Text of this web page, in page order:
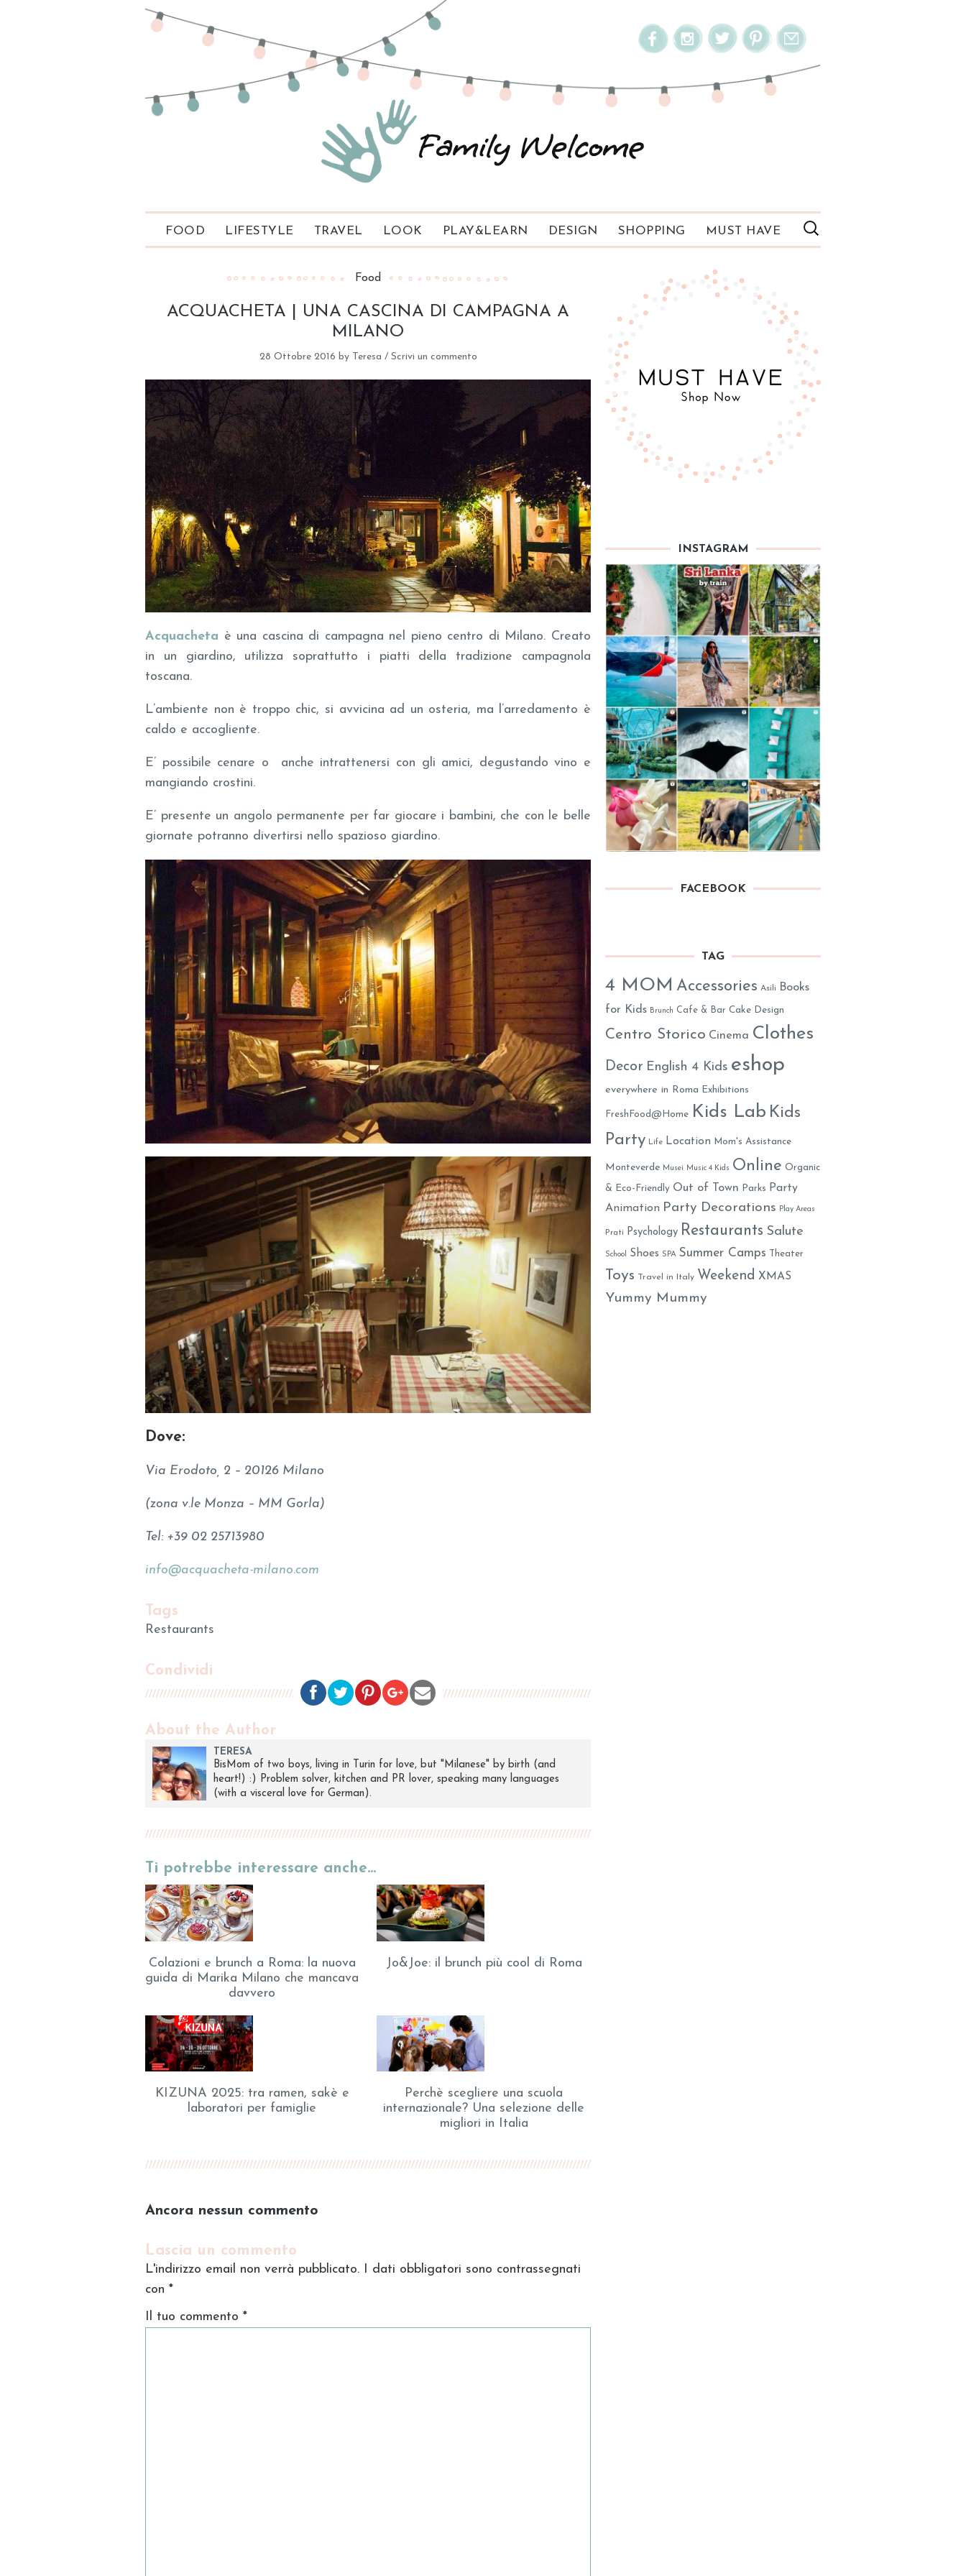
FOOD LIFESTYLE TRAVEL LOOK PLAY&LEARN DESIGN SHOPPING MUST HAVE
Food
ACQUACHETA | UNA CASCINA DI CAMPAGNA A
MILANO
28 Ottobre 2016 by Teresa / Scrivi un commento
Acquacheta è una cascina di campagna nel pieno centro di Milano. Creato
in un giardino, utilizza soprattutto i piatti della tradizione campagnola
toscana.
L’ambiente non è troppo chic, si avvicina ad un osteria, ma l’arredamento è
caldo e accogliente.
E’ possibile cenare o anche intrattenersi con gli amici, degustando vino e
mangiando crostini.
E’ presente un angolo permanente per far giocare i bambini, che con le belle
giornate potranno divertirsi nello spazioso giardino.
Dove:
Via Erodoto, 2 – 20126 Milano
(zona v.le Monza – MM Gorla)
Tel: +39 02 25713980
info@acquacheta-milano.com
Tags
Restaurants
Condividi
About the Author
TERESA
BisMom of two boys, living in Turin for love, but "Milanese" by birth (and
heart!) :) Problem solver, kitchen and PR lover, speaking many languages
(with a visceral love for German).
Ti potrebbe interessare anche…
Colazioni e brunch a Roma: la nuova
guida di Marika Milano che mancava
davvero
Jo&Joe: il brunch più cool di Roma
KIZUNA 2025: tra ramen, sakè e
laboratori per famiglie
Perchè scegliere una scuola
internazionale? Una selezione delle
migliori in Italia
Ancora nessun commento
Lascia un commento
L'indirizzo email non verrà pubblicato. I dati obbligatori sono contrassegnati
con *
Il tuo commento *
INSTAGRAM
FACEBOOK
TAG
4 MOM Accessories Asili
Books
for Kids Brunch Cafe & Bar Cake Design
Centro Storico Cinema Clothes
Decor English 4 Kids eshop
everywhere in Roma Exhibitions
FreshFood@Home Kids Lab Kids
Party Life Location Mom's Assistance
Monteverde Musei Music 4 Kids Online Organic
& Eco-Friendly Out of Town Parks
Party
Animation Party Decorations Play Areas
Prati Psychology Restaurants Salute
School Shoes SPA Summer Camps Theater
Toys Travel in Italy Weekend XMAS
Yummy Mummy